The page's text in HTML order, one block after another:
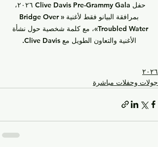
حفل Clive Davis Pre-Grammy Gala ٢٠٢٦،
بمرافقة البيانو فقط لأغنية «Bridge Over
Troubled Water»، مع كلمة شخصية حول نشأة
الأغنية والتعاون الطويل مع Clive Davis.
٢٠٢٦
جولات وحفلات مباشرة